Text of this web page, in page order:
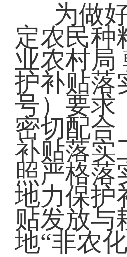
为做
定农民种
业农村局
护补贴落
号）要求
密切配合
补贴落实
照严格落
地力保护
贴发放与
地“非农